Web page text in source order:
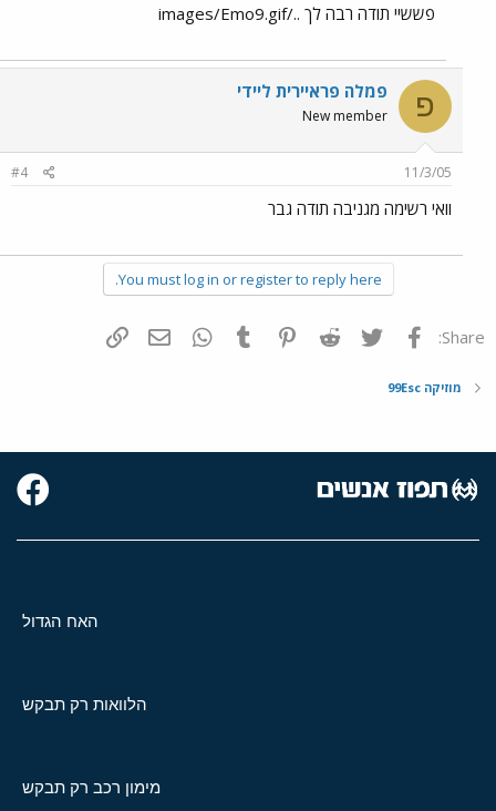
פששיי תודה רבה לך ../images/Emo9.gif
פ פמלה פראיירית ליידי
New member
11/3/05
#4
וואי רשימה מגניבה תודה גבר
You must log in or register to reply here.
Share: פייסבוק Twitter
Reddit
Pinterest
Tumblr
WhatsAppדואר אלקטרוני
מוזיקה 99Esc
האח הגדול
הלוואות רק תבקש
מימון רכב רק תבקש